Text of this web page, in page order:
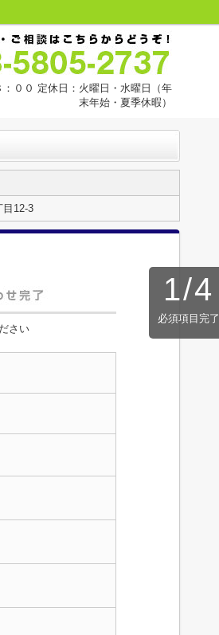
００ 定休日：火曜日・水曜日（年
末年始・夏季休暇）
12-3
1/4
必須項目完了
さい